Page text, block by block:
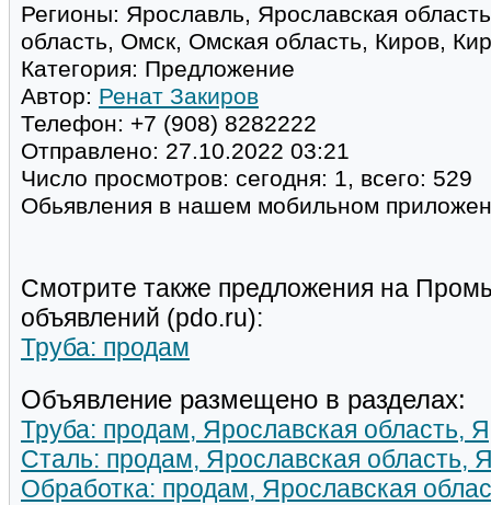
Регионы: Ярославль, Ярославская
область, Омск, Омская область, Киров,
Категория: Предложение
Автор: Ренат Закиров
Телефон: +7 (908) 8282222
Отправлено: 27.10.2022 03:21
Число просмотров: сегодня: 1, всего: 529
Обьявления в нашем мобильном
Смотрите также предложения на
объявлений (pdo.ru):
Труба: продам
Объявление размещено в разделах:
Труба: продам, Ярославская область,
Сталь: продам, Ярославская область,
Обработка: продам, Ярославская